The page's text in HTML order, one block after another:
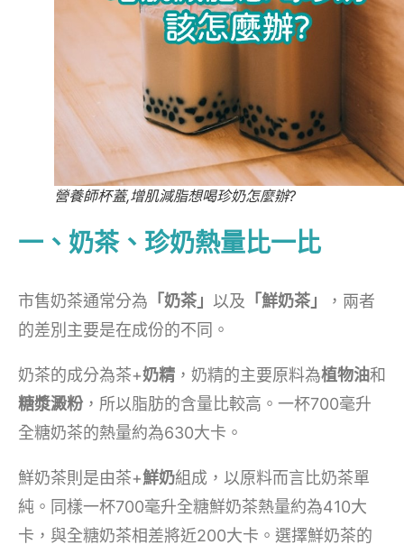
營養師杯蓋,增肌減脂想喝珍奶怎麼辦?
一、奶茶、珍奶熱量比一比
市售奶茶通常分為 「奶茶」 以及 「鮮奶茶」
，兩者
的差別主要是在成份的不同。
奶茶的成分為茶+奶精 ，奶精的主要原料為植物油和
糖漿澱粉 ，所以脂肪的含量比較高。一杯700毫升
全糖奶茶的熱量約為630大卡。
鮮奶茶則是由茶+鮮奶組成，以原料而言比奶茶單
純。同樣一杯700毫升全糖鮮奶茶熱量約為410大
卡，與全糖奶茶相差將近200大卡。選擇鮮奶茶的